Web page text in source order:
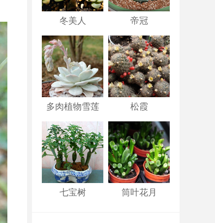
冬美人 帝冠
多肉植物雪莲 松霞
七宝树 筒叶花月